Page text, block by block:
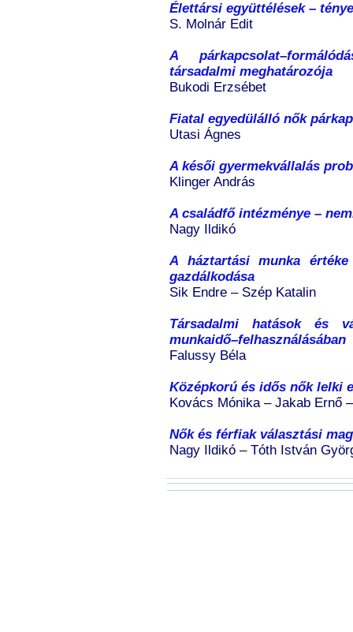
Élettársi együttélések –
S. Molnár Edit
A
társadalmi meghatározója
Bukodi Erzsébet
Fiatal egyedülálló nők
Utasi Ágnes
A késői gyermekvállalás
Klinger András
A családfő intézménye –
Nagy Ildikó
A háztartási munka
gazdálkodása
Sik Endre – Szép Katalin
Társadalmi hatások és
munkaidő–felhasználásában
Falussy Béla
Középkorú és idős nők lelki
Kovács Mónika – Jakab Ernő
Nők és férfiak választási
Nagy Ildikó – Tóth István